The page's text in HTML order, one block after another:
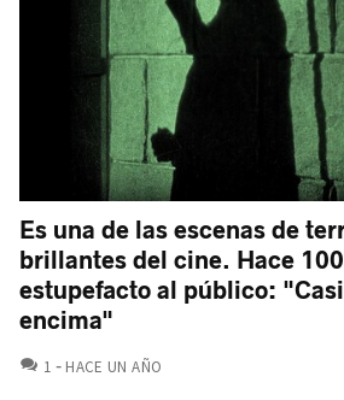
Es una de las escenas de
brillantes del cine. Hace
estupefacto al público:
encima"
1 COMENTARIOS
HACE UN AÑO